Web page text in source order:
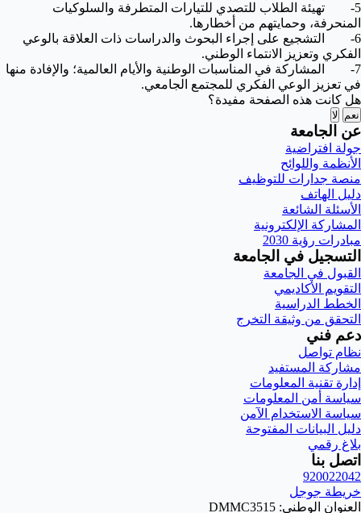
5- تهيئة الطلاب للتصدي للتيارات المتطرفة والسلوكيات
المنحرفة، وحمايتهم من أخطارها.
6- التشجيع على إجراء البحوث والدراسات ذات العلاقة بالوعي
الفكري وتعزيز الانتماء الوطني.
7- المشاركة في المناسبات الوطنية والأيام العالمية؛ والإفادة منها
في تعزيز الوعي الفكري للمجتمع الجامعي.
هل كانت هذه الصفحة مفيدة؟
نعم لا
عن الجامعة
جولة افتراضية
الأنظمة واللوائح
منصة جدارات للتوظيف
دليل الهاتف
الأسئلة الشائعة
المشاركة الإلكترونية
مبادرات رؤية 2030
التسجيل في الجامعة
القبول في الجامعة
التقويم الأكاديمي
الخطط الدراسية
التحقق من وثيقة التخرج
دعم فني
نظام تواصل
مشاركة المستفيد
إدارة تقنية المعلومات
سياسة أمن المعلومات
سياسة الاستخدام الآمن
دليل البيانات المفتوحة
بلاغ رقمي
اتصل بنا
920022042
خريطة جوجل
العنوان الوطني: DMMC3515